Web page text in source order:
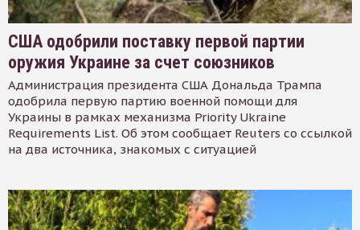
США одобрили поставку первой партии
оружия Украине за счет союзников
Администрация президента США Дональда Трампа
одобрила первую партию военной помощи для
Украины в рамках механизма Priority Ukraine
Requirements List. Об этом сообщает Reuters со ссылкой
на два источника, знакомых с ситуацией